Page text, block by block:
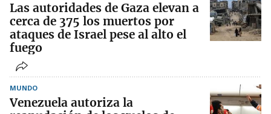
Las autoridades de Gaza elevan a
cerca de 375 los muertos por
ataques de Israel pese al alto el
fuego
MUNDO
Venezuela autoriza la